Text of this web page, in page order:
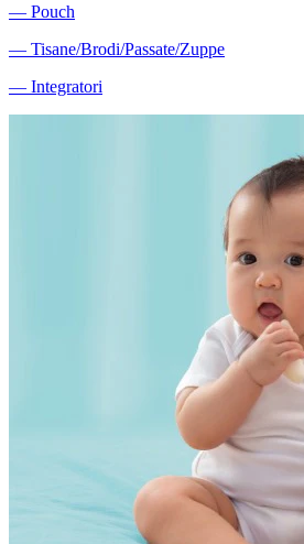
― Pouch
― Tisane/Brodi/Passate/Zuppe
― Integratori